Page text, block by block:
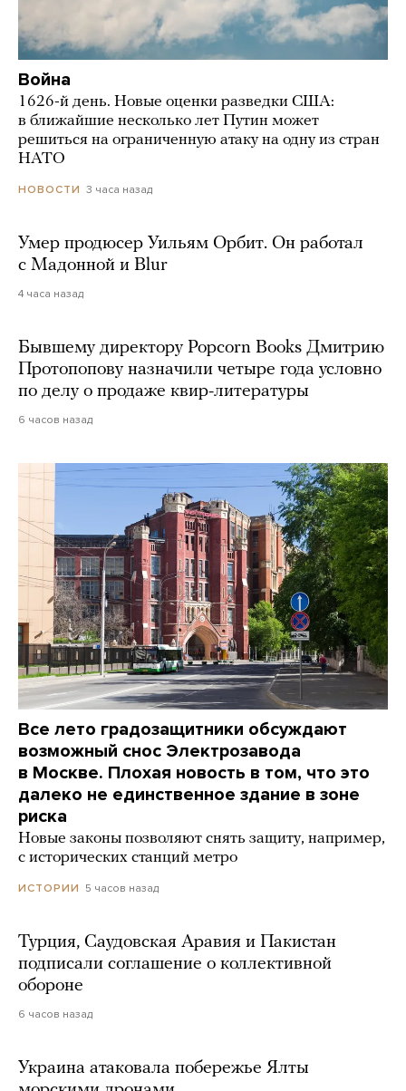
Война
1626-й день. Новые оценки разведки США:
в ближайшие несколько лет Путин может
решиться на ограниченную атаку на одну из стран
НАТО
НОВОСТИ 3 часа назад
Умер продюсер Уильям Орбит. Он работал
с Мадонной и Blur
4 часа назад
Бывшему директору Popcorn Books Дмитрию
Протопопову назначили четыре года условно
по делу о продаже квир-литературы
6 часов назад
Все лето градозащитники обсуждают
возможный снос Электрозавода
в Москве. Плохая новость в том, что это
далеко не единственное здание в зоне
риска
Новые законы позволяют снять защиту, например,
с исторических станций метро
ИСТОРИИ 5 часов назад
Турция, Саудовская Аравия и Пакистан
подписали соглашение о коллективной
обороне
6 часов назад
Украина атаковала побережье Ялты